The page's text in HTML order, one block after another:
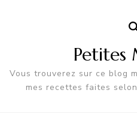
Petites
Vous trouverez sur ce blog
mes recettes faites